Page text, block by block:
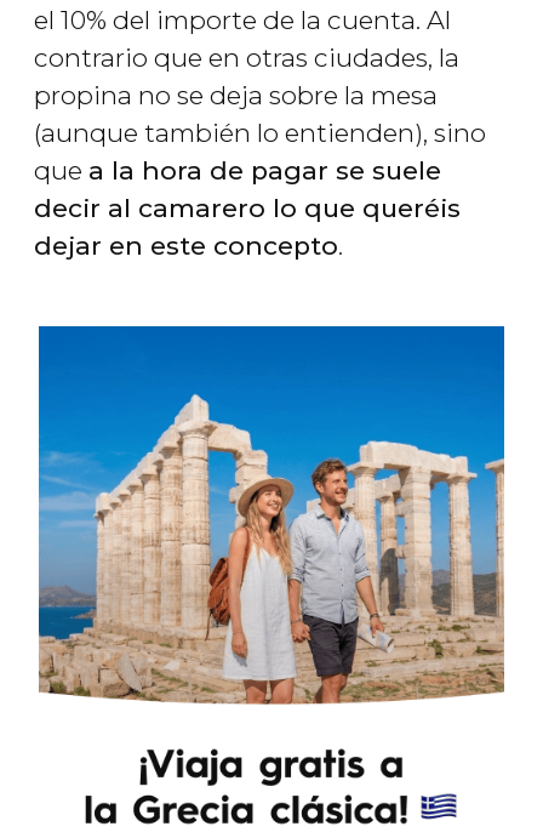
el 10% del importe de la cuenta. Al
contrario que en otras ciudades, la
propina no se deja sobre la mesa
(aunque también lo entienden), sino
que a la hora de pagar se suele
decir al camarero lo que queréis
dejar en este concepto.